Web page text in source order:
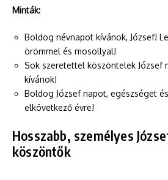
Minták:
Boldog névnapot kívánok, József!
örömmel és mosollyal!
Sok szeretettel köszöntelek József
kívánok!
Boldog József napot, egészséget
elkövetkező évre!
Hosszabb, személyes
köszöntők